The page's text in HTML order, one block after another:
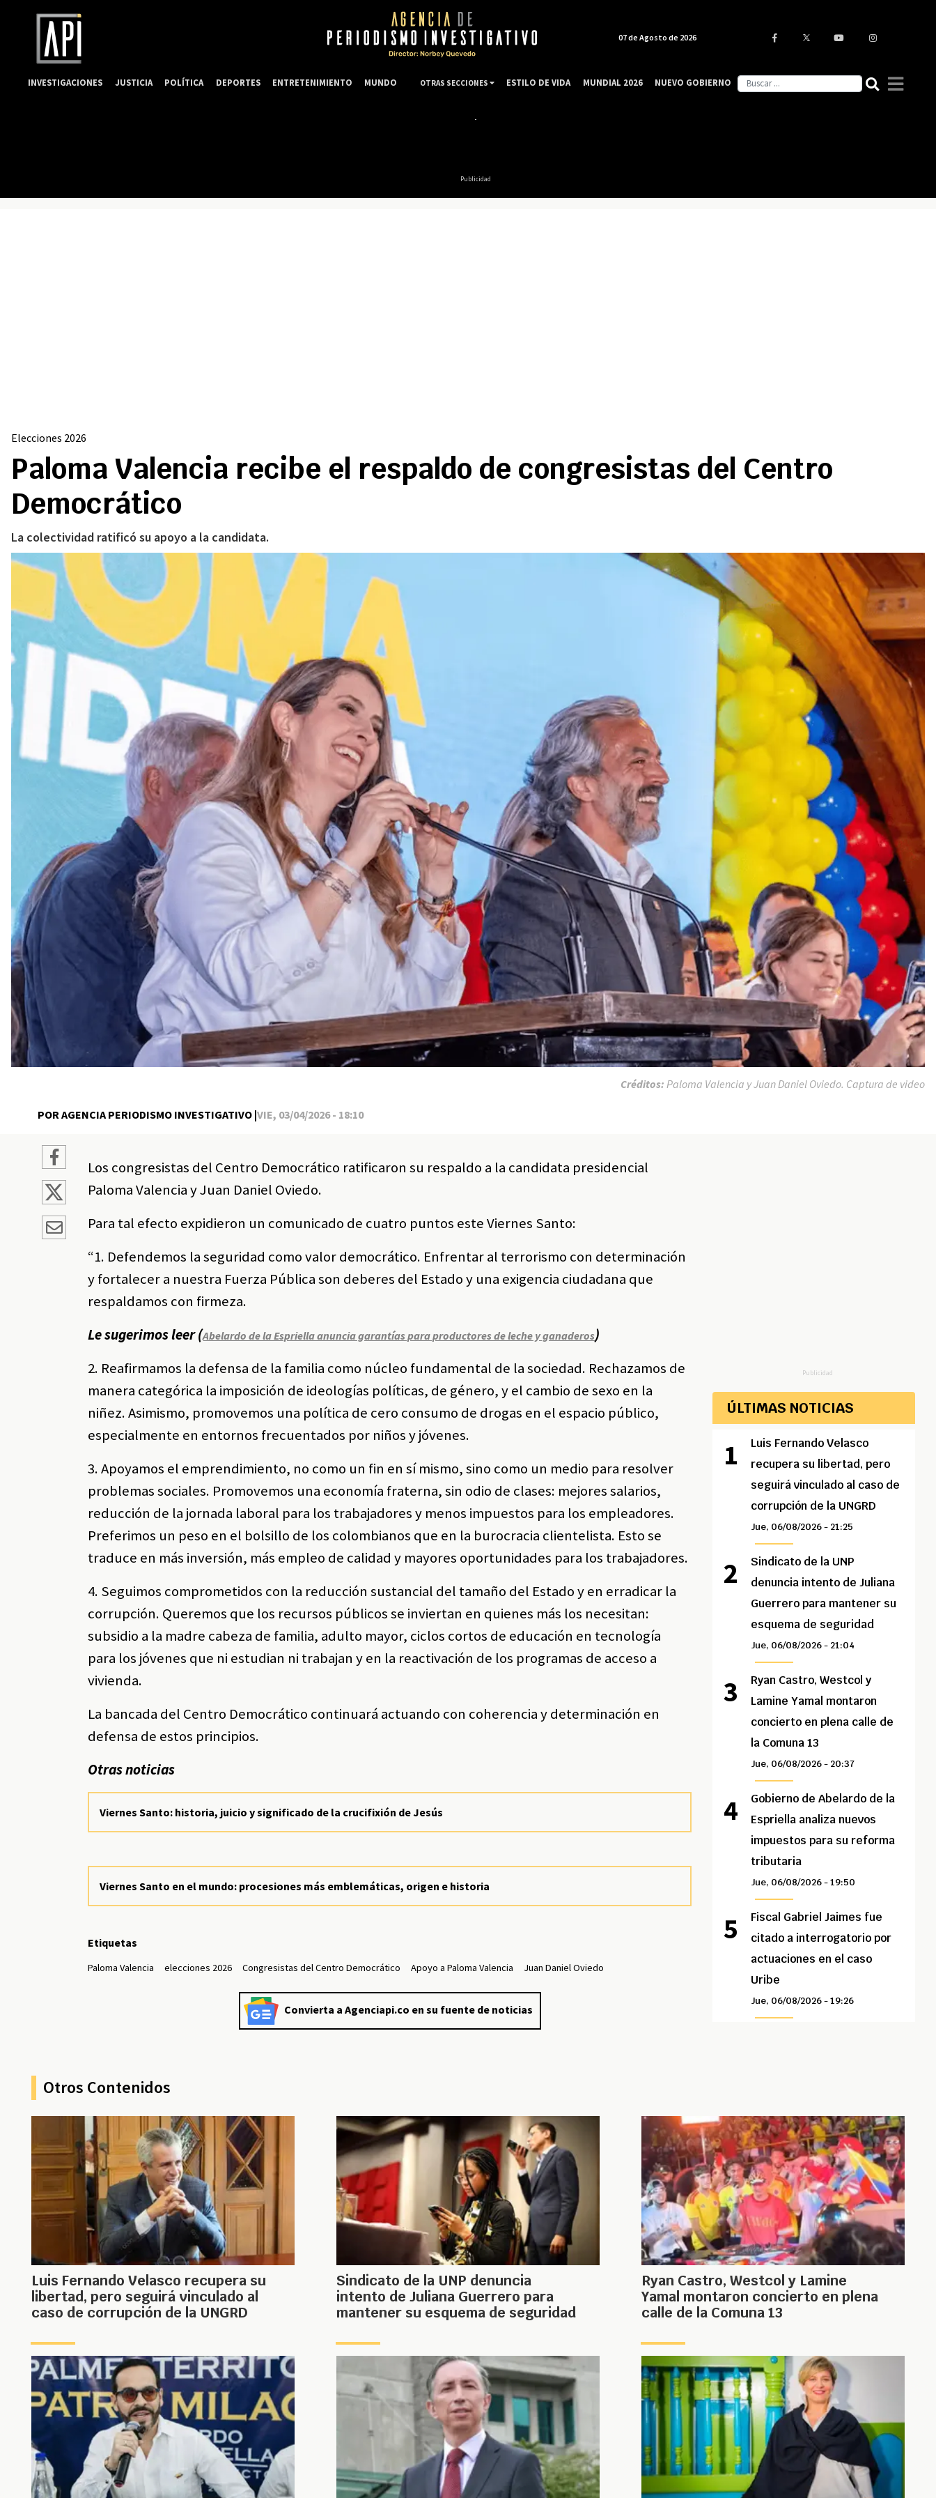
Publicidad
Elecciones 2026
Paloma Valencia recibe el respaldo de congresistas del Centro
Democrático
La colectividad ratificó su apoyo a la candidata.
POR AGENCIA PERIODISMO INVESTIGATIVO |VIE, 03/04/2026 - 18:10
Créditos: Paloma Valencia y Juan Daniel Oviedo. Captura de video
Los congresistas del Centro Democrático ratificaron su respaldo a la candidata presidencial
Paloma Valencia y Juan Daniel Oviedo.
Para tal efecto expidieron un comunicado de cuatro puntos este Viernes Santo:
“1. Defendemos la seguridad como valor democrático. Enfrentar al terrorismo con determinación
y fortalecer a nuestra Fuerza Pública son deberes del Estado y una exigencia ciudadana que
respaldamos con firmeza.
Le sugerimos leer (Abelardo de la Espriella anuncia garantías para productores de leche y ganaderos)
2. Reafirmamos la defensa de la familia como núcleo fundamental de la sociedad. Rechazamos de
manera categórica la imposición de ideologías políticas, de género, y el cambio de sexo en la
niñez. Asimismo, promovemos una política de cero consumo de drogas en el espacio público,
especialmente en entornos frecuentados por niños y jóvenes.
3. Apoyamos el emprendimiento, no como un fin en sí mismo, sino como un medio para resolver
problemas sociales. Promovemos una economía fraterna, sin odio de clases: mejores salarios,
reducción de la jornada laboral para los trabajadores y menos impuestos para los empleadores.
Preferimos un peso en el bolsillo de los colombianos que en la burocracia clientelista. Esto se
traduce en más inversión, más empleo de calidad y mayores oportunidades para los trabajadores.
4. Seguimos comprometidos con la reducción sustancial del tamaño del Estado y en erradicar la
corrupción. Queremos que los recursos públicos se inviertan en quienes más los necesitan:
subsidio a la madre cabeza de familia, adulto mayor, ciclos cortos de educación en tecnología
para los jóvenes que ni estudian ni trabajan y en la reactivación de los programas de acceso a
vivienda.
La bancada del Centro Democrático continuará actuando con coherencia y determinación en
defensa de estos principios.
Otras noticias
Viernes Santo: historia, juicio y significado de la crucifixión de Jesús
Viernes Santo en el mundo: procesiones más emblemáticas, origen e historia
Etiquetas
Paloma Valencia elecciones 2026 Congresistas del Centro Democrático Apoyo a Paloma Valencia Juan Daniel Oviedo
Convierta a Agenciapi.co en su fuente de noticias
Publicidad
ÚLTIMAS NOTICIAS
Luis Fernando Velasco
recupera su libertad, pero
seguirá vinculado al caso de
corrupción de la UNGRD
Jue, 06/08/2026 - 21:25
Sindicato de la UNP
denuncia intento de Juliana
Guerrero para mantener su
esquema de seguridad
Jue, 06/08/2026 - 21:04
Ryan Castro, Westcol y
Lamine Yamal montaron
concierto en plena calle de
la Comuna 13
Jue, 06/08/2026 - 20:37
Gobierno de Abelardo de la
Espriella analiza nuevos
impuestos para su reforma
tributaria
Jue, 06/08/2026 - 19:50
Fiscal Gabriel Jaimes fue
citado a interrogatorio por
actuaciones en el caso
Uribe
Jue, 06/08/2026 - 19:26
Otros Contenidos
Luis Fernando Velasco recupera su
libertad, pero seguirá vinculado al
caso de corrupción de la UNGRD
Sindicato de la UNP denuncia
intento de Juliana Guerrero para
mantener su esquema de seguridad
Ryan Castro, Westcol y Lamine
Yamal montaron concierto en plena
calle de la Comuna 13
07 de Agosto de 2026
INVESTIGACIONES JUSTICIA POLÍTICA DEPORTES ENTRETENIMIENTO MUNDO OTRAS SECCIONES ESTILO DE VIDA MUNDIAL 2026 NUEVO GOBIERNO